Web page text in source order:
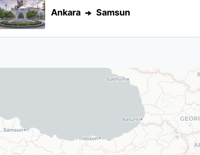
Ankara Samsun